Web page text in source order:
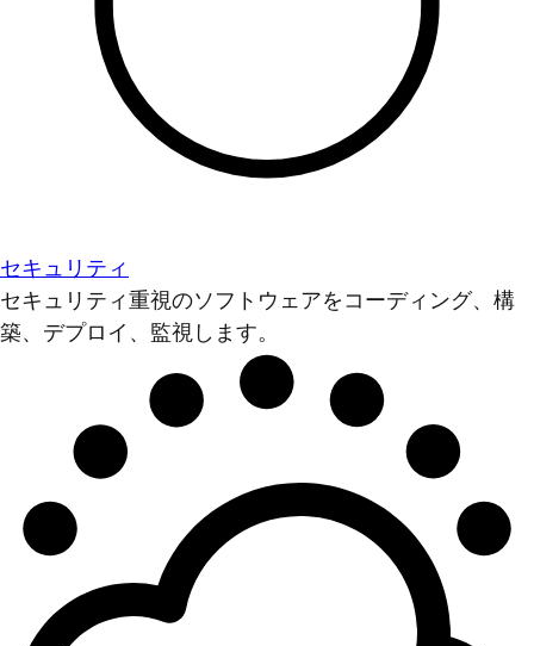
セキュリティ
セキュリティ重視のソフトウェアをコーディング、構
築、デプロイ、監視します。